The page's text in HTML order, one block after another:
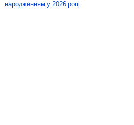
народженням у 2026 році